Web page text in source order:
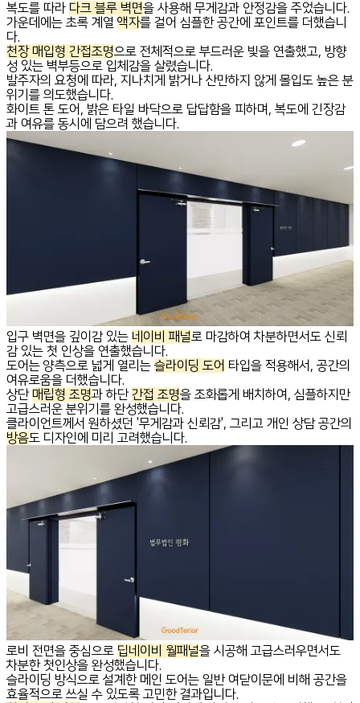
복도를 따라 다크 블루 벽면을 사용해 무게감과 안정감을 주었습니다.
가운데에는 초록 계열 액자를 걸어 심플한 공간에 포인트를 더했습니
다.
천장 매입형 간접조명으로 전체적으로 부드러운 빛을 연출했고, 방향
성 있는 벽부등으로 입체감을 살렸습니다.
발주자의 요청에 따라, 지나치게 밝거나 산만하지 않게 몰입도 높은 분
위기를 의도했습니다.
화이트 톤 도어, 밝은 타일 바닥으로 답답함을 피하며, 복도에 긴장감
과 여유를 동시에 담으려 했습니다.
입구 벽면을 깊이감 있는 네이비 패널로 마감하여 차분하면서도 신뢰
감 있는 첫 인상을 연출했습니다.
도어는 양측으로 넓게 열리는 슬라이딩 도어 타입을 적용해서, 공간의
여유로움을 더했습니다.
상단매립형 조명과 하단간접 조명을 조화롭게 배치하여, 심플하지만
고급스러운 분위기를 완성했습니다.
클라이언트께서 원하셨던 '무게감과 신뢰감', 그리고 개인 상담 공간의
방음도 디자인에 미리 고려했습니다.
로비 전면을 중심으로 딥네이비 월패널을 시공해 고급스러우면서도
차분한 첫인상을 완성했습니다.
슬라이딩 방식으로 설계한 메인 도어는 일반 여닫이문에 비해 공간을
효율적으로 쓰실 수 있도록 고민한 결과입니다.